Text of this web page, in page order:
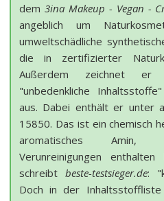
dem 3ina Makeup - Vegan -
angeblich um
umweltschädliche
die in zertifizierter
Außerdem zeichnet er
"unbedenkliche
aus. Dabei enthält er unter
15850. Das ist ein chemisch
aromatisches Amin,
Verunreinigungen
schreibtbeste-testsieger.de:
Doch in der